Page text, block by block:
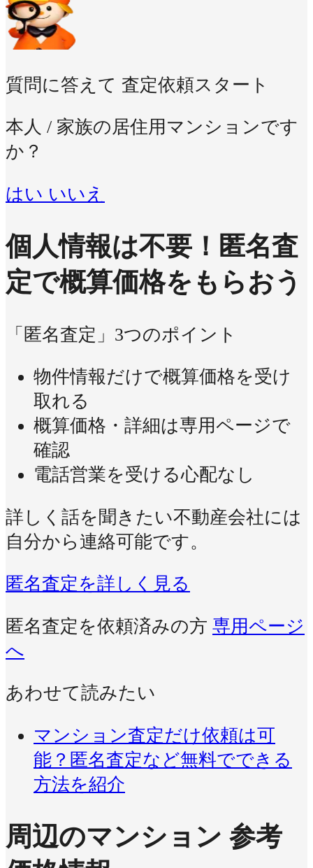
質問に答えて 査定依頼スタート
本人 / 家族の居住用マンションです
か？
はい いいえ
個人情報は不要！ 匿名査
定で概算価格をもらおう
「匿名査定」3つのポイント
物件情報だけで概算価格を受け
取れる
概算価格・詳細は専用ページで
確認
電話営業を受ける心配なし
詳しく話を聞きたい不動産会社には
自分から連絡可能です。
匿名査定を詳しく見る
匿名査定を依頼済みの方 専用ページ
へ
あわせて読みたい
マンション査定だけ依頼は可
能？匿名査定など無料でできる
方法を紹介
周辺のマンション 参考